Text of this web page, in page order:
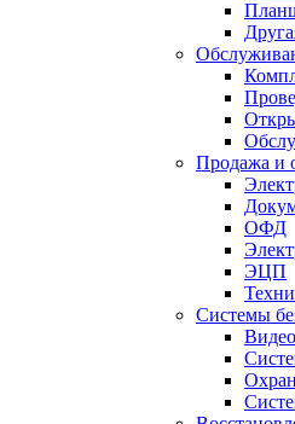
Продажа и
ОФД
ЭЦП
Системы